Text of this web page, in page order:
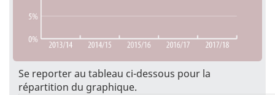
Se reporter au tableau ci-dessous pour la
répartition du graphique.